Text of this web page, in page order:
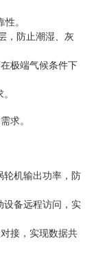
。
，防止潮湿、灰
极端气候条件下
求。
轮机输出功率，防
设备远程访问，实
接，实现数据共